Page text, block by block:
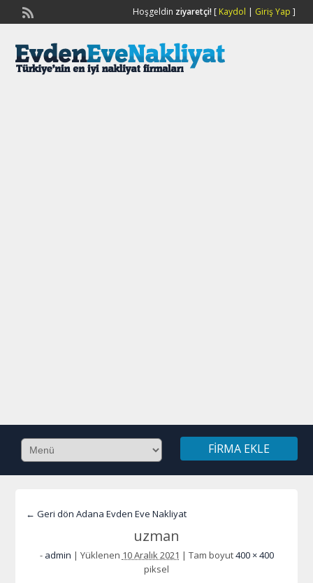
Hoşgeldin ziyaretçi![ Kaydol | Giriş Yap ]
FIRMA EKLE
← Geri dön Adana Evden Eve Nakliyat
uzman
- admin | Yüklenen 10 Aralık 2021 | Tam boyut400 × 400
piksel